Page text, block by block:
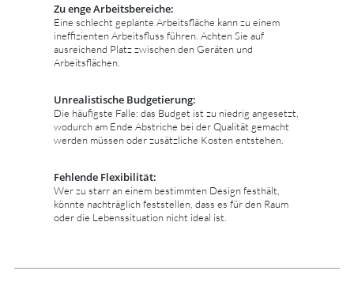
Zu enge Arbeitsbereiche:
Eine schlecht geplante Arbeitsfläche kann zu einem
ineffizienten Arbeitsfluss führen. Achten Sie auf
ausreichend Platz zwischen den Geräten und
Arbeitsflächen.
Unrealistische Budgetierung:
Die häufigste Falle: das Budget ist zu niedrig angesetzt,
wodurch am Ende Abstriche bei der Qualität gemacht
werden müssen oder zusätzliche Kosten entstehen.
Fehlende Flexibilität:
Wer zu starr an einem bestimmten Design festhält,
könnte nachträglich feststellen, dass es für den Raum
oder die Lebenssituation nicht ideal ist.